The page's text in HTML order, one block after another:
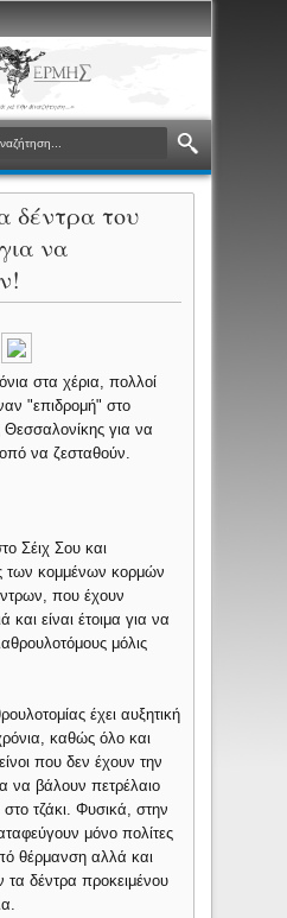
δέντρα του
να
στα χέρια, πολλοί
"επιδρομή" στο
Θεσσαλονίκης για να
να ζεσταθούν.
Σέιχ Σου και
των κομμένων κορμών
που έχουν
και είναι έτοιμα για να
μόλις
έχει αυξητική
καθώς όλο και
που δεν έχουν την
να βάλουν πετρέλαιο
τζάκι. Φυσικά, στην
μόνο πολίτες
θέρμανση αλλά και
τα δέντρα προκειμένου